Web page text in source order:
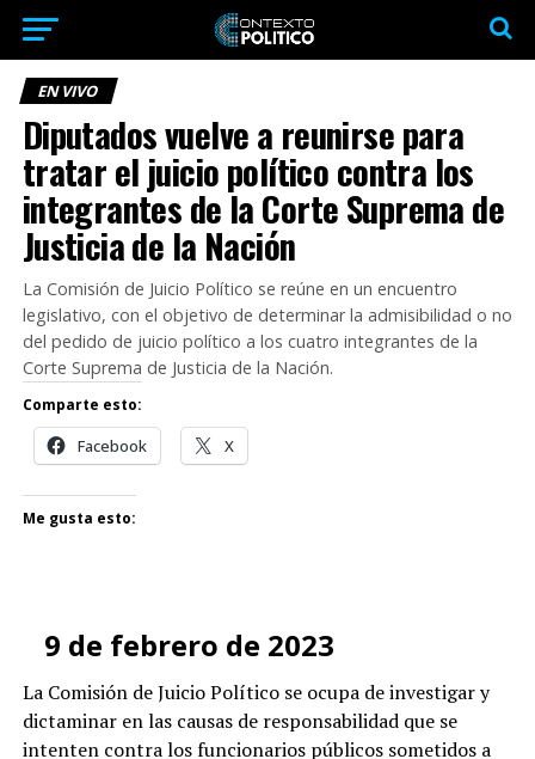
EN VIVO
Diputados vuelve a reunirse para
tratar el juicio político contra los
integrantes de la Corte Suprema de
Justicia de la Nación
La Comisión de Juicio Político se reúne en un encuentro
legislativo, con el objetivo de determinar la admisibilidad o no
del pedido de juicio político a los cuatro integrantes de la
Corte Suprema de Justicia de la Nación.
Comparte esto:
Facebook X
Me gusta esto:
9 de febrero de 2023
La Comisión de Juicio Político se ocupa de investigar y
dictaminar en las causas de responsabilidad que se
intenten contra los funcionarios públicos sometidos a